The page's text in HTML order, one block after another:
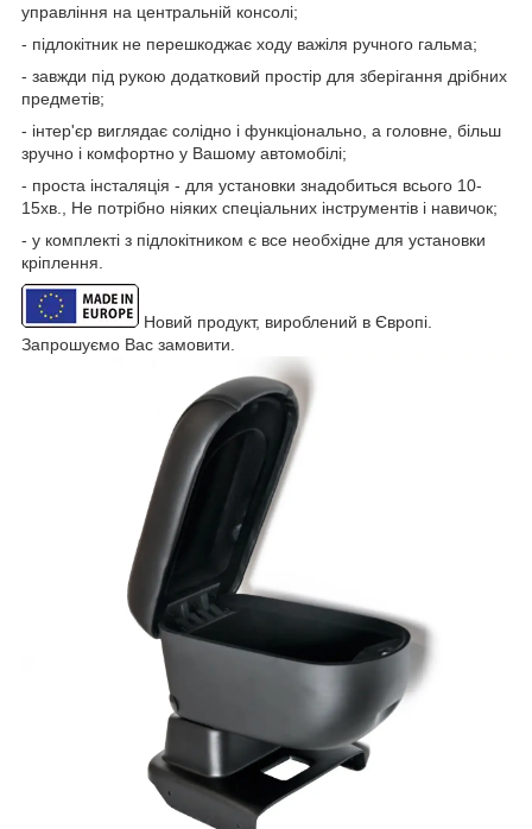
управління на центральній консолі;
- підлокітник не перешкоджає ходу важіля ручного гальма;
- завжди під рукою додатковий простір для зберігання дрібних
предметів;
- інтер'єр виглядає солідно і функціонально, а головне, більш
зручно і комфортно у Вашому автомобілі;
- проста інсталяція - для установки знадобиться всього 10-
15хв., Не потрібно ніяких спеціальних інструментів і навичок;
- у комплекті з підлокітником є все необхідне для установки
кріплення.
Новий продукт, вироблений в Європі.
Запрошуємо Вас замовити.